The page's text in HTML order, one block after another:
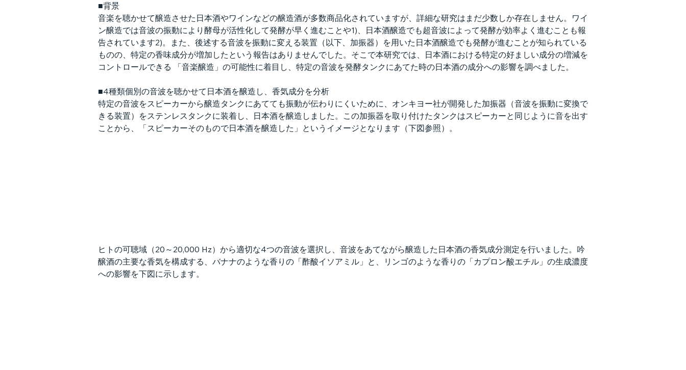
■背景
音楽を聴かせて醸造させた日本酒やワインなどの醸造酒が多数商品化されていますが、詳細な研究はまだ少数しか存在しません。ワイ
ン醸造では音波の振動により酵母が活性化して発酵が早く進むことや1)、日本酒醸造でも超音波によって発酵が効率よく進むことも報
告されています2)。また、後述する音波を振動に変える装置（以下、加振器）を用いた日本酒醸造でも発酵が進むことが知られている
ものの、特定の香味成分が増加したという報告はありませんでした。そこで本研究では、日本酒における特定の好ましい成分の増減を
コントロールできる 「音楽醸造」の可能性に着目し、特定の音波を発酵タンクにあてた時の日本酒の成分への影響を調べました。
■4種類個別の音波を聴かせて日本酒を醸造し、香気成分を分析
特定の音波をスピーカーから醸造タンクにあてても振動が伝わりにくいために、オンキヨー社が開発した加振器（音波を振動に変換で
きる装置）をステンレスタンクに装着し、日本酒を醸造しました。この加振器を取り付けたタンクはスピーカーと同じように音を出す
ことから、「スピーカーそのもので日本酒を醸造した」というイメージとなります（下図参照）。
ヒトの可聴域（20～20,000 Hz）から適切な4つの音波を選択し、音波をあてながら醸造した日本酒の香気成分測定を行いました。吟
醸酒の主要な香気を構成する、バナナのような香りの「酢酸イソアミル」と、リンゴのような香りの「カプロン酸エチル」の生成濃度
への影響を下図に示します。